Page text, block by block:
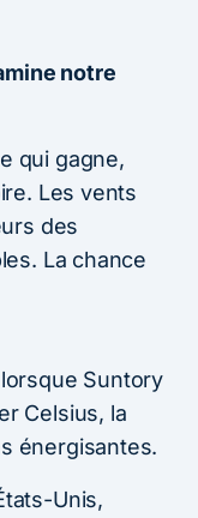
notre
qui gagne,
Les vents
des
La chance
Suntory
Celsius, la
énergisantes.
Unis,